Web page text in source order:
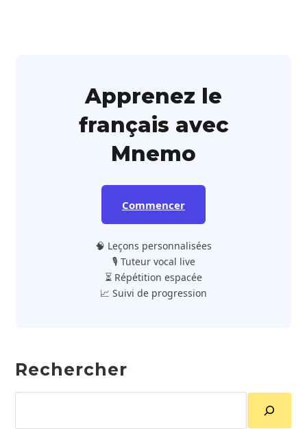
Apprenez le
français avec
Mnemo
Commencer
🧠 Leçons personnalisées
🎙️ Tuteur vocal live
⏳ Répétition espacée
📈 Suivi de progression
Rechercher